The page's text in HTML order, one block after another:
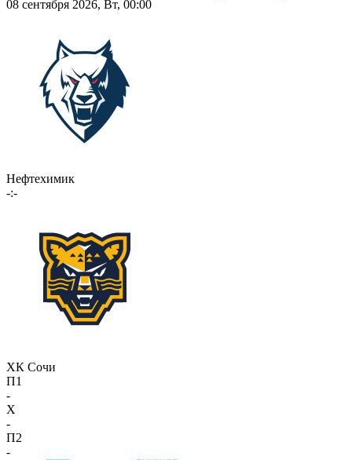
08 сентября 2026, Вт, 00:00
Нефтехимик
-:-
ХК Сочи
П1
-
X
-
П2
-